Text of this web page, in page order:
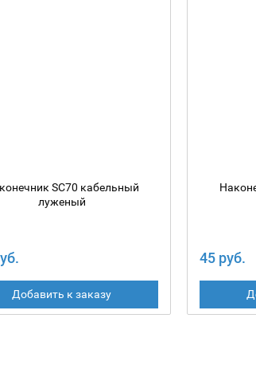
SC70 кабельный
луженый
Добавить к заказу
45 руб.